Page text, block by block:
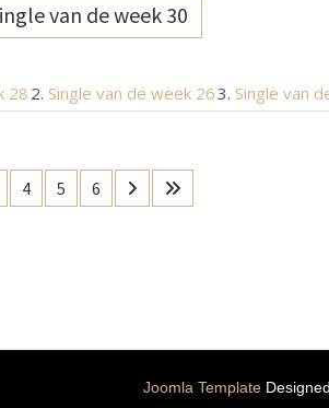
van de week 30
28 Single van de week 26 Single van
4 5 6
Joomla Template